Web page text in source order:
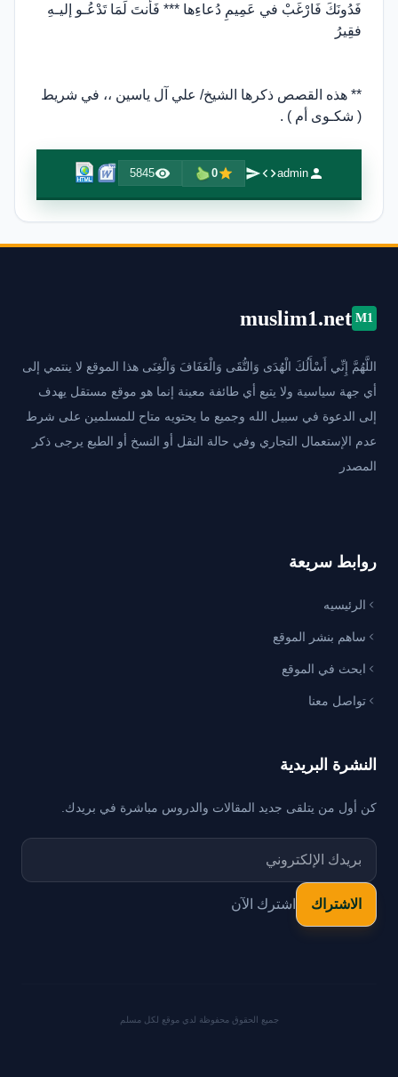
فَدُونَكَ فَارْغَبْ في عَمِيمِ دُعاءِها *** فَأنتَ لَمَا تَدْعُـو إليـهِ
فقِيرُ
** هذه القصص ذكرها الشيخ/ علي آل ياسين ،، في شريط
( شكـوى أم ) .
admin
0
5845
M1
muslim1.net
اللَّهُمَّ إِنِّي أَسْأَلُكَ الْهُدَى وَالتُّقَى وَالْعَفَافَ وَالْغِنَى هذا الموقع لا ينتمي إلى
أي جهة سياسية ولا يتبع أي طائفة معينة إنما هو موقع مستقل يهدف
إلى الدعوة في سبيل الله وجميع ما يحتويه متاح للمسلمين على شرط
عدم الإستعمال التجاري وفي حالة النقل أو النسخ أو الطبع يرجى ذكر
المصدر
روابط سريعة
الرئيسيه
ساهم بنشر الموقع
ابحث في الموقع
تواصل معنا
النشرة البريدية
كن أول من يتلقى جديد المقالات والدروس مباشرة في بريدك.
اشترك الآن
جميع الحقوق محفوظة لدي موقع لكل مسلم